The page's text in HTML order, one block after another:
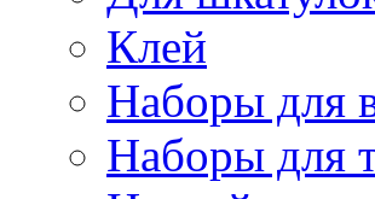
Клей
Наборы для
Наборы для